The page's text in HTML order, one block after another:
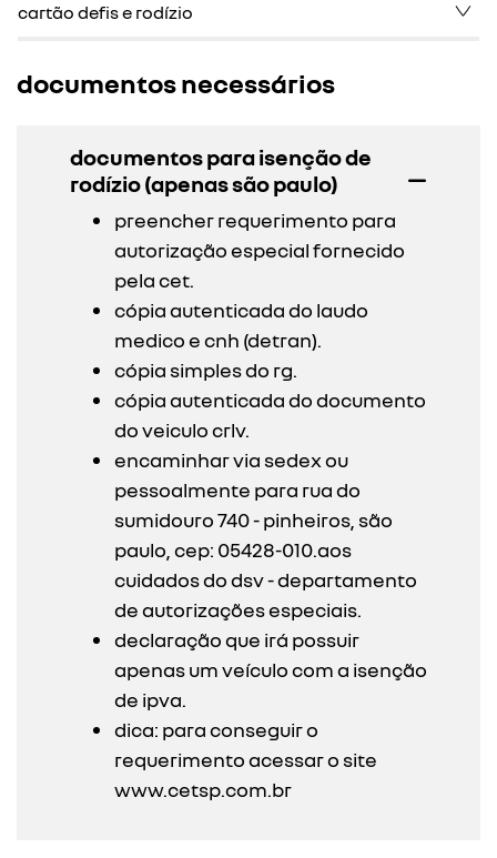
cartão defis e rodízio
documentos necessários
documentos para isenção de
rodízio (apenas são paulo)
preencher requerimento para
autorização especial fornecido
pela cet.
cópia autenticada do laudo
medico e cnh (detran).
cópia simples do rg.
cópia autenticada do documento
do veiculo crlv.
encaminhar via sedex ou
pessoalmente para rua do
sumidouro 740 - pinheiros, são
paulo, cep: 05428-010.aos
cuidados do dsv - departamento
de autorizações especiais.
declaração que irá possuir
apenas um veículo com a isenção
de ipva.
dica: para conseguir o
requerimento acessar o site
www.cetsp.com.br